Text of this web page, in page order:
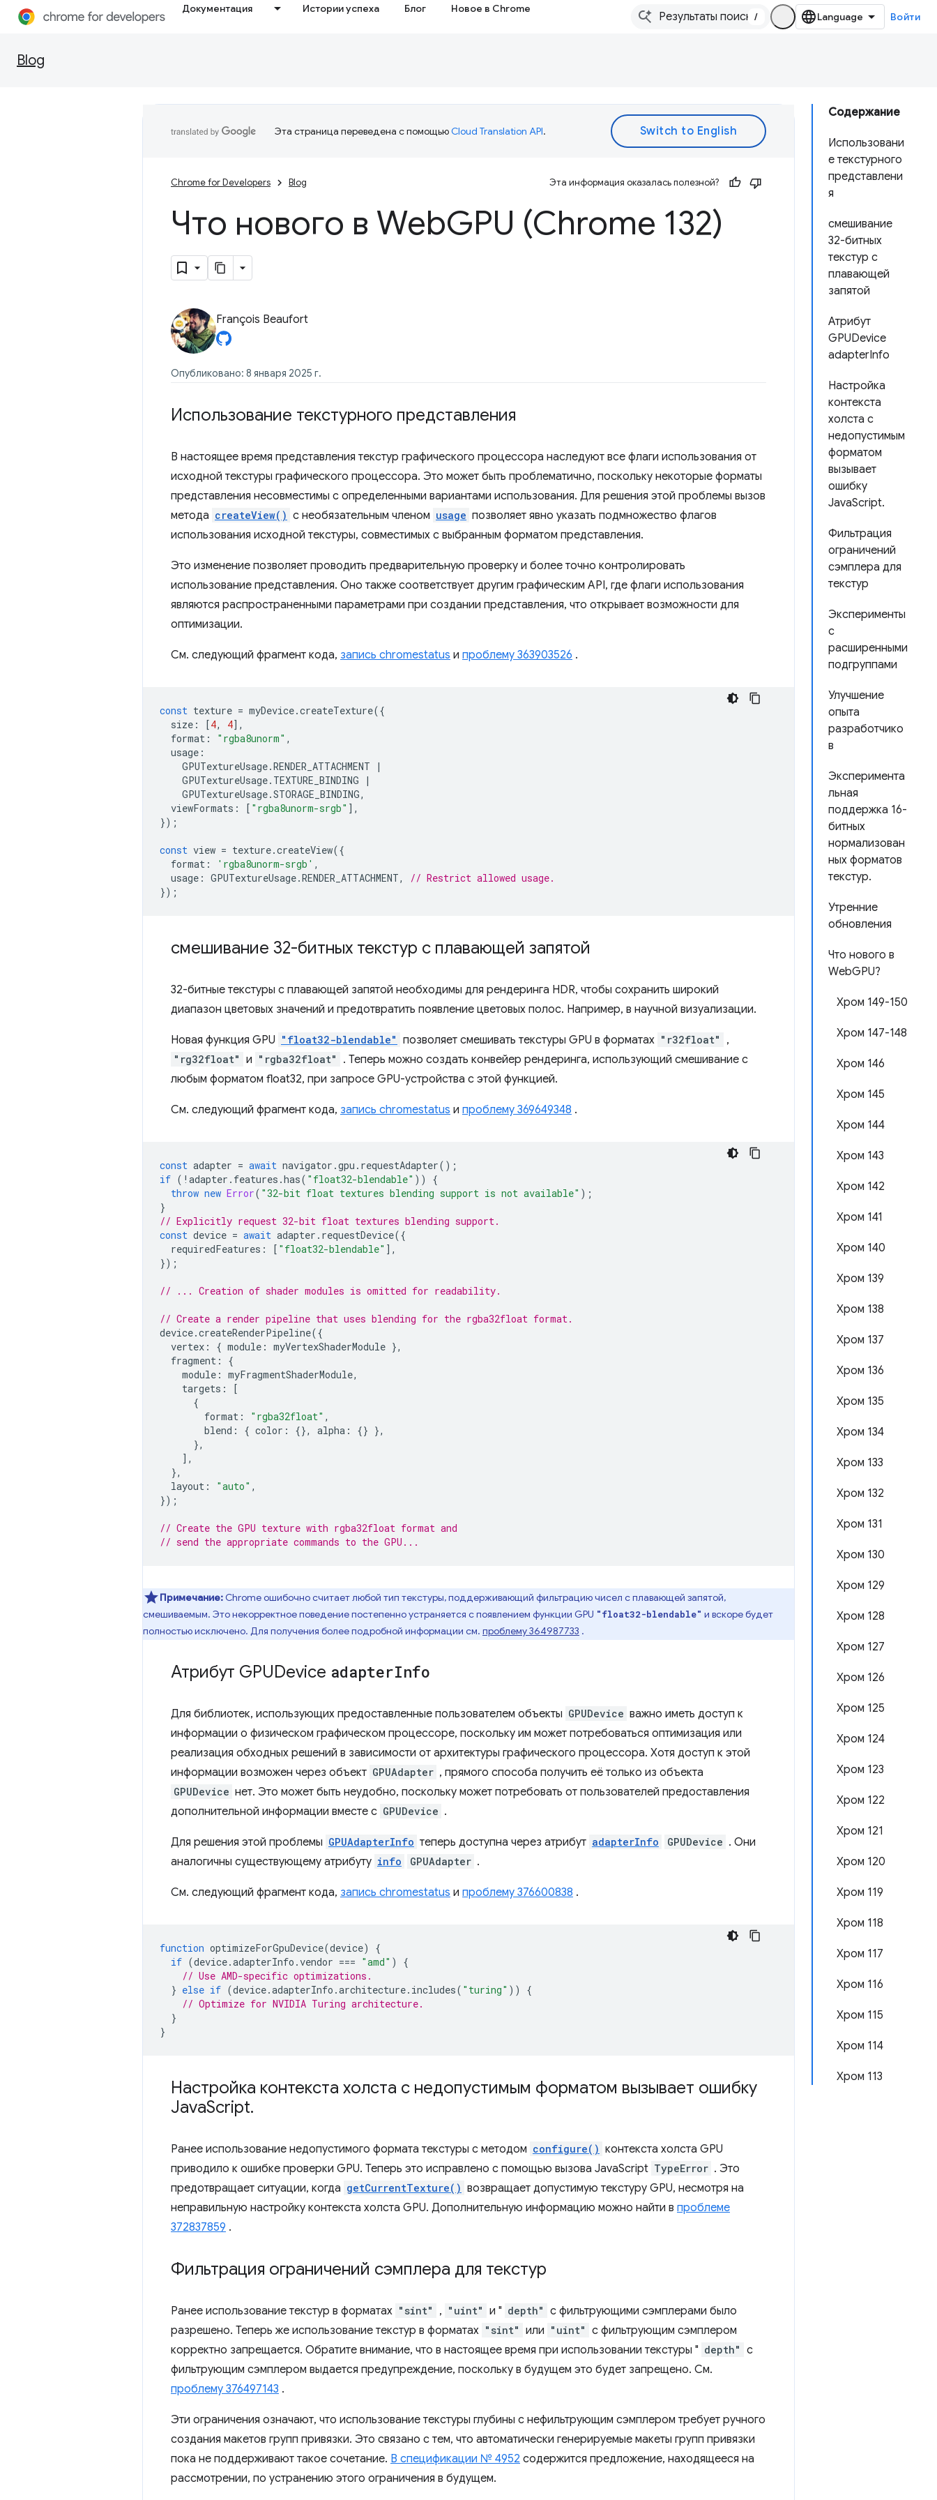
Документация Истории успеха Блог Новое в Chrome
/ Войти
Blog
Содержание
Использовани
е текстурного
представлени
я
смешивание
32-битных
текстур с
плавающей
запятой
Атрибут
GPUDevice
adapterInfo
Настройка
контекста
холста с
недопустимым
форматом
вызывает
ошибку
JavaScript.
Фильтрация
ограничений
сэмплера для
текстур
Эксперименты
с
расширенными
подгруппами
Улучшение
опыта
разработчико
в
Эксперимента
льная
поддержка 16-
битных
нормализован
ных форматов
текстур.
Утренние
обновления
Что нового в
WebGPU?
Хром 149-150
Хром 147-148
Хром 146
Хром 145
Хром 144
Хром 143
Хром 142
Хром 141
Хром 140
Хром 139
Хром 138
Хром 137
Хром 136
Хром 135
Хром 134
Хром 133
Хром 132
Хром 131
Хром 130
Хром 129
Хром 128
Хром 127
Хром 126
Хром 125
Хром 124
Хром 123
Хром 122
Хром 121
Хром 120
Хром 119
Хром 118
Хром 117
Хром 116
Хром 115
Хром 114
Хром 113
Эта страница переведена с помощьюCloud Translation API.
Chrome for Developers Blog Эта информация оказалась полезной?
Что нового в WebGPU (Chrome 132)
François Beaufort
Опубликовано: 8 января 2025 г.
Использование текстурного представления
В настоящее время представления текстур графического процессора наследуют все флаги использования от
исходной текстуры графического процессора. Это может быть проблематично, поскольку некоторые форматы
представления несовместимы с определенными вариантами использования. Для решения этой проблемы вызов
метода createView() с необязательным членом usage позволяет явно указать подмножество флагов
использования исходной текстуры, совместимых с выбранным форматом представления.
Это изменение позволяет проводить предварительную проверку и более точно контролировать
использование представления. Оно также соответствует другим графическим API, где флаги использования
являются распространенными параметрами при создании представления, что открывает возможности для
оптимизации.
См. следующий фрагмент кода, запись chromestatus и проблему 363903526 .
const texture = myDevice.createTexture({
size : [4, 4],
format : "rgba8unorm" ,
usage :
GPUTextureUsage.RENDER_ATTACHMENT
|
GPUTextureUsage. TEXTURE_BINDING
|
GPUTextureUsage.STORAGE_BINDING,
viewFormats : [ "rgba8unorm-srgb" ],
});
const view = texture.createView({
format : 'rgba8unorm-srgb' ,
usage : GPUTextureUsage.RENDER_ATTACHMENT,
// Restrict allowed usage.
});
смешивание 32-битных текстур с плавающей запятой
32-битные текстуры с плавающей запятой необходимы для рендеринга HDR, чтобы сохранить широкий
диапазон цветовых значений и предотвратить появление цветовых полос. Например, в научной визуализации.
Новая функция GPU "float32-blendable" позволяет смешивать текстуры GPU в форматах "r32float" ,
"rg32float" и "rgba32float"
. Теперь можно создать конвейер рендеринга, использующий смешивание с
любым форматом float32, при запросе GPU-устройства с этой функцией.
См. следующий фрагмент кода, запись chromestatus и проблему 369649348 .
const adapter = await navigator .gpu . requestAdapter();
if ( ! adapter . features .has( "float32-blendable" ))
{
throw new Error( "32-bit float textures blending support is not available" );
}
// Explicitly request 32-bit float textures blending support.
const device = await adapter . requestDevice({
requiredFeatures : [ "float32-blendable" ],
});
// ... Creation of shader modules is omitted for readability.
// Create a render pipeline that uses blending for the rgba32float format.
device.createRenderPipeline({
vertex : { module : myVertexShaderModule },
fragment :
{
module : myFragmentShaderModule,
targets :
[
{
format : "rgba32float" ,
blend : { color : {}, alpha : {} },
},
],
},
layout : "auto" ,
});
// Create the GPU texture with rgba32float format and
// send the appropriate commands to the GPU...
Примечание: Chrome ошибочно считает любой тип текстуры, поддерживающий фильтрацию чисел с плавающей запятой,
смешиваемым. Это некорректное поведение постепенно устраняется с появлением функции GPU "float32-blendable" и вскоре будет
полностью исключено. Для получения более подробной информации см. проблему 364987733 .
Атрибут GPUDevice adapterInfo
Для библиотек, использующих предоставленные пользователем объекты GPUDevice важно иметь доступ к
информации о физическом графическом процессоре, поскольку им может потребоваться оптимизация или
реализация обходных решений в зависимости от архитектуры графического процессора. Хотя доступ к этой
информации возможен через объект GPUAdapter , прямого способа получить её только из объекта
GPUDevice нет. Это может быть неудобно, поскольку может потребовать от пользователей предоставления
дополнительной информации вместе с GPUDevice .
Для решения этой проблемы GPUAdapterInfo теперь доступна через атрибут adapterInfo GPUDevice . Они
аналогичны существующему атрибуту info GPUAdapter .
См. следующий фрагмент кода, запись chromestatus и проблему 376600838 .
function optimizeForGpuDevice(device)
{
if (device.adapterInfo .vendor === "amd" )
{
// Use AMD-specific optimizations.
} else if (device.adapterInfo .architecture. includes( "turing" ))
{
// Optimize for NVIDIA Turing architecture.
}
}
Настройка контекста холста с недопустимым форматом вызывает ошибку
JavaScript.
Ранее использование недопустимого формата текстуры с методом configure() контекста холста GPU
приводило к ошибке проверки GPU. Теперь это исправлено с помощью вызова JavaScript TypeError . Это
предотвращает ситуации, когда getCurrentTexture() возвращает допустимую текстуру GPU, несмотря на
неправильную настройку контекста холста GPU. Дополнительную информацию можно найти в проблеме
372837859 .
Фильтрация ограничений сэмплера для текстур
Ранее использование текстур в форматах "sint" , "uint" и " depth" с фильтрующими сэмплерами было
разрешено. Теперь же использование текстур в форматах "sint" или "uint" с фильтрующим сэмплером
корректно запрещается. Обратите внимание, что в настоящее время при использовании текстуры " depth" с
фильтрующим сэмплером выдается предупреждение, поскольку в будущем это будет запрещено. См.
проблему 376497143 .
Эти ограничения означают, что использование текстуры глубины с нефильтрующим сэмплером требует ручного
создания макетов групп привязки. Это связано с тем, что автоматически генерируемые макеты групп привязки
пока не поддерживают такое сочетание. В спецификации № 4952 содержится предложение, находящееся на
рассмотрении, по устранению этого ограничения в будущем.